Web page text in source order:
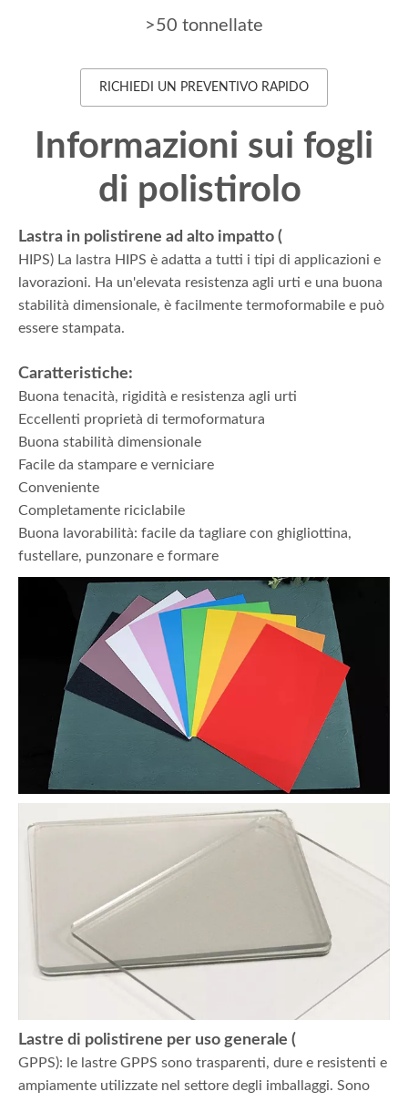
>50 tonnellate
RICHIEDI UN PREVENTIVO RAPIDO
Informazioni sui fogli
di polistirolo
Lastra in polistirene ad alto impatto (
HIPS) La lastra HIPS è adatta a tutti i tipi di applicazioni e
lavorazioni. Ha un'elevata resistenza agli urti e una buona
stabilità dimensionale, è facilmente termoformabile e può
essere stampata.
Caratteristiche:
Buona tenacità, rigidità e resistenza agli urti
Eccellenti proprietà di termoformatura
Buona stabilità dimensionale
Facile da stampare e verniciare
Conveniente
Completamente riciclabile
Buona lavorabilità: facile da tagliare con ghigliottina,
fustellare, punzonare e formare
Lastre di polistirene per uso generale (
GPPS): le lastre GPPS sono trasparenti, dure e resistenti e
ampiamente utilizzate nel settore degli imballaggi. Sono